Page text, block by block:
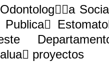
Publica￿
proyectos